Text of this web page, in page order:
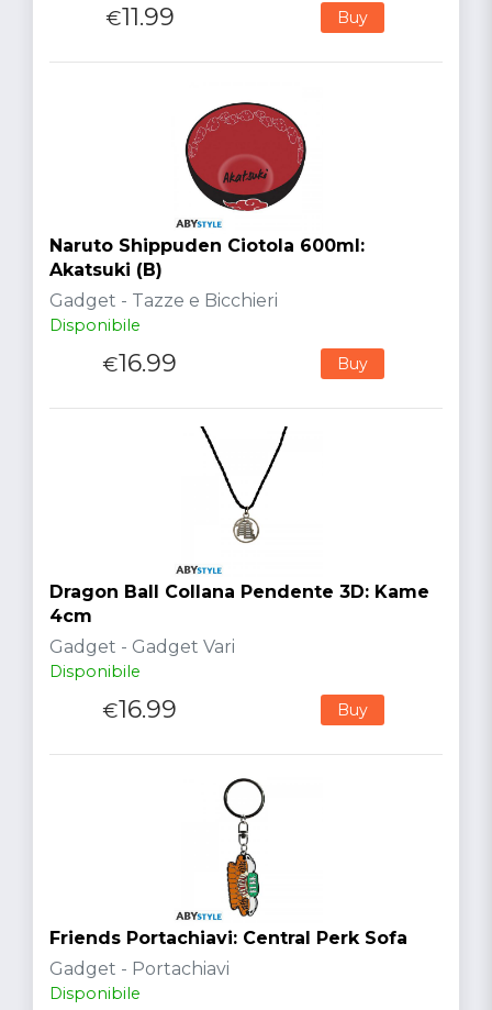
€11.99 Buy
Naruto Shippuden Ciotola 600ml:
Akatsuki (B)
Gadget - Tazze e Bicchieri
Disponibile
€16.99 Buy
Dragon Ball Collana Pendente 3D: Kame
4cm
Gadget - Gadget Vari
Disponibile
€16.99 Buy
Friends Portachiavi: Central Perk Sofa
Gadget - Portachiavi
Disponibile